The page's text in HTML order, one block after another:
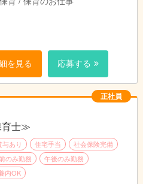
を見る 応募する
正社員
育士≫
与あり 住宅手当
社会保険完備
のみ勤務
午後のみ勤務
内OK